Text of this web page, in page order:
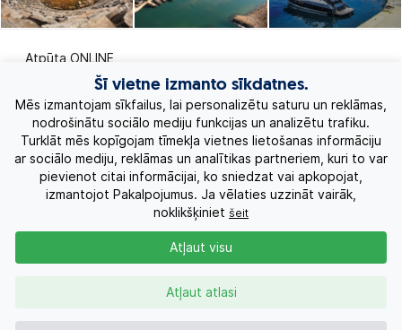
Atpūta ONLINE
Ekskursiju ceļojumi
Eksotiskie ceļojumi
Labākie piedāvājumi
Kruīzi
Kontakti
Šī vietne izmanto sīkdatnes.
Mēs izmantojam sīkfailus, lai personalizētu saturu un reklāmas,
nodrošinātu sociālo mediju funkcijas un analizētu trafiku.
Turklāt mēs kopīgojam tīmekļa vietnes lietošanas informāciju
ar sociālo mediju, reklāmas un analītikas partneriem, kuri to var
pievienot citai informācijai, ko sniedzat vai apkopojat,
izmantojot Pakalpojumus. Ja vēlaties uzzināt vairāk,
noklikšķiniet šeit
Atļaut atlasi
Atļaut visu